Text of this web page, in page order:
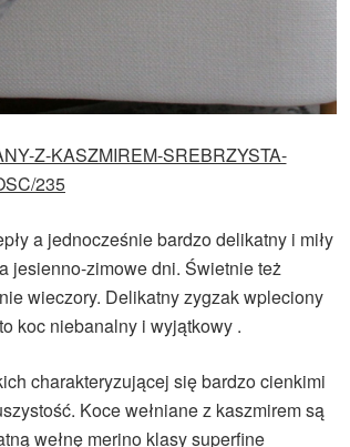
Z-KASZMIREM-SREBRZYSTA-
235
a jednocześnie bardzo delikatny i miły
jesienno-zimowe dni. Świetnie też
wieczory. Delikatny zygzak wpleciony
koc niebanalny i wyjątkowy .
charakteryzującej się bardzo cienkimi
Koce wełniane z kaszmirem są
wełnę merino klasy superfine